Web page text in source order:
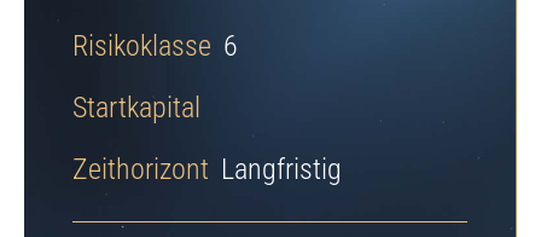
Risikoklasse 6
Startkapital
Zeithorizont Langfristig